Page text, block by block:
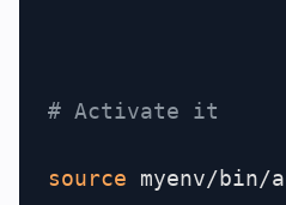
# Activate it
source myenv/